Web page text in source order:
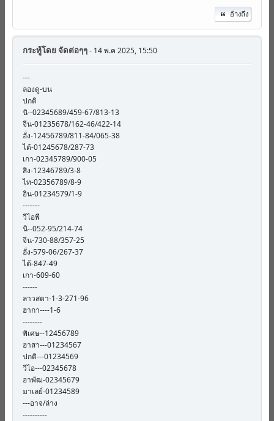
อ้างถึง
กระทู้โดยจัดต่อๆๆ- 14 พ.ค 2025, 15:50
---
ลองดู-บน
ปกติ
นิ--02345689/459-67/813-13
จีน-01235678/162-46/422-14
ฮั่ง-12456789/811-84/065-38
ไต้-01245678/287-73
เกา-02345789/900-05
สิง-12346789/3-8
ไท-02356789/8-9
อิน-01234579/1-9
-------
วีไอพี
นิ--052-95/214-74
จีน-730-88/357-25
ฮั่ง-579-06/267-37
ไต้-847-49
เกา-609-60
------
ลาวสตา-1-3-271-96
ฮากา----1-6
--------
พิเศษ--12456789
ฮาสา---01234567
ปกติ---01234569
วีไอ---02345678
ฮาพัฒ-02345679
มาเลย์-01234589
---อาจ/ล่าง
----------